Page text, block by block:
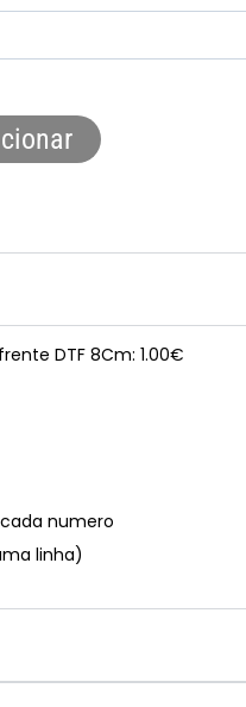
DTF 8Cm: 1.00€
cada numero
linha)